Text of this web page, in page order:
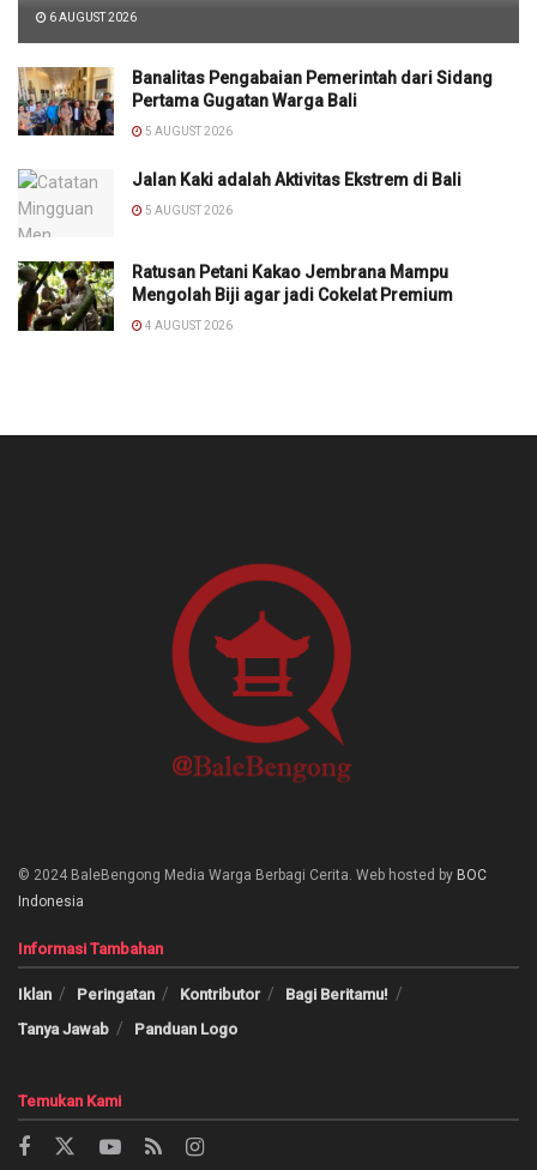
6 AUGUST 2026
Banalitas Pengabaian Pemerintah dari Sidang
Pertama Gugatan Warga Bali
5 AUGUST 2026
Jalan Kaki adalah Aktivitas Ekstrem di Bali
5 AUGUST 2026
Ratusan Petani Kakao Jembrana Mampu
Mengolah Biji agar jadi Cokelat Premium
4 AUGUST 2026
© 2024 BaleBengong Media Warga Berbagi Cerita. Web hosted by BOC
Indonesia
Informasi Tambahan
Iklan Peringatan Kontributor
Bagi Beritamu!
Tanya Jawab
Panduan Logo
Temukan Kami